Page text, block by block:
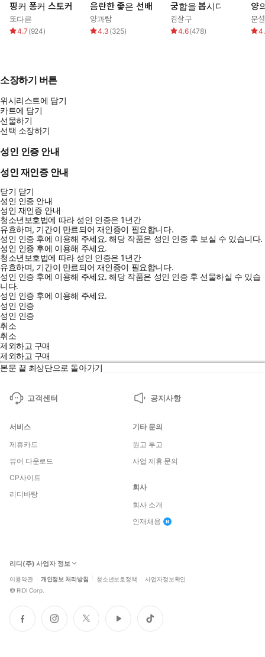
핑커 퐁커 스토커
또다른
4.7 (924)
음란한 좋은 선배
양과람
4.3 (325)
궁합을 봅시다
김살구
4.6(478)
양
문
소장하기 버튼
위시리스트에 담기
카트에 담기
선물하기
선택 소장하기
성인 인증 안내
성인 재인증 안내
닫기 닫기
성인 인증 안내
성인 재인증 안내
청소년보호법에 따라 성인 인증은 1년간
유효하며, 기간이 만료되어 재인증이 필요합니다.
성인 인증 후에 이용해 주세요.해당 작품은 성인 인증 후 보실 수 있습니다.
성인 인증 후에 이용해 주세요.
청소년보호법에 따라 성인 인증은 1년간
유효하며, 기간이 만료되어 재인증이 필요합니다.
성인 인증 후에 이용해 주세요.해당 작품은 성인 인증 후 선물하실 수 있습
니다.
성인 인증 후에 이용해 주세요.
성인 인증
성인 인증
취소
취소
제외하고 구매
제외하고 구매
본문 끝 최상단으로 돌아가기
고객센터 공지사항
서비스
제휴카드
뷰어 다운로드
CP사이트
리디바탕
기타 문의
원고 투고
사업 제휴 문의
회사
회사 소개
인재채용
리디(주) 사업자 정보
이용약관 개인정보 처리방침 청소년보호정책 사업자정보확인
© RIDI Corp.
페
이
인
스
트
위
유
튜
틱
톡